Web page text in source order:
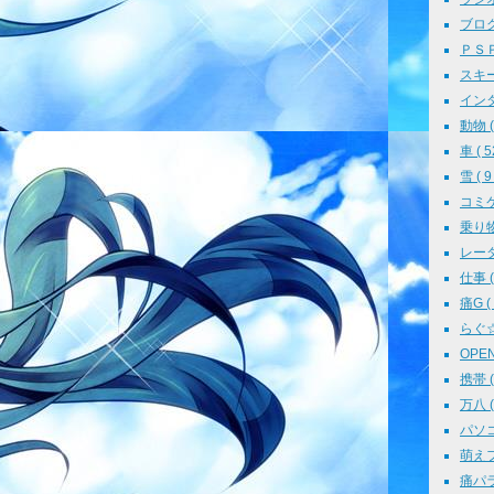
ブロ
ＰＳ
スキ
イン
動物
車 (
雪 ( 9
コミ
乗り
レー
仕事
痛G (
らぐ
携帯
万八
パソ
萌え
痛パ